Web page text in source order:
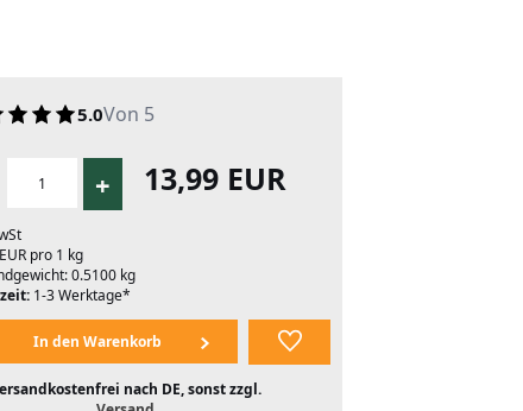
5.0Von 5
+ 13,99 EUR
pro 1 kg
0.5100 kg
1-3 Werktage*
nach DE, sonst zzgl.